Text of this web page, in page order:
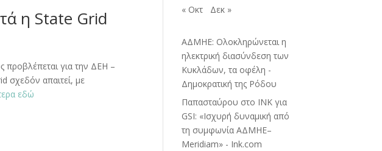
η State Grid
προβλέπεται για την ΔΕΗ –
σχεδόν απαιτεί, με
εδώ
« Οκτ
Δεκ »
ΑΔΜΗΕ: Ολοκληρώνεται η
ηλεκτρική διασύνδεση των
Κυκλάδων, τα οφέλη -
Δημοκρατική της Ρόδου
Παπασταύρου στο INK για
GSI: «Ισχυρή δυναμική από
τη συμφωνία ΑΔΜΗΕ–
Meridiam» - Ink.com